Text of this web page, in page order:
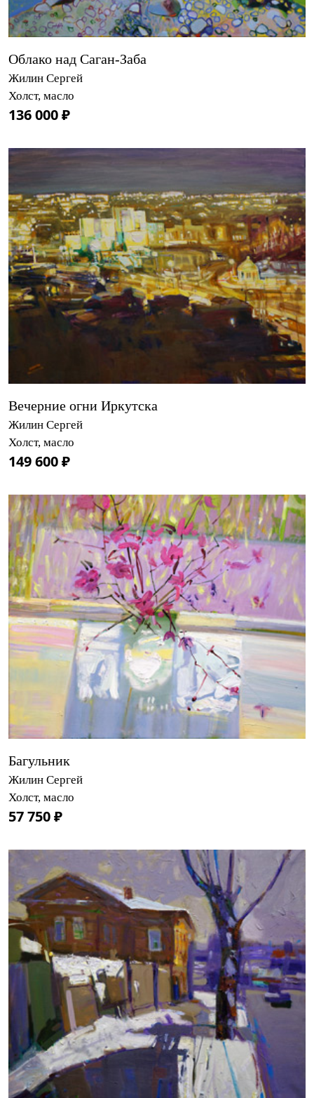
Облако над Саган-Заба
Жилин Сергей
Холст, масло
136 000 ₽
Вечерние огни Иркутска
Жилин Сергей
Холст, масло
149 600 ₽
Багульник
Жилин Сергей
Холст, масло
57 750 ₽